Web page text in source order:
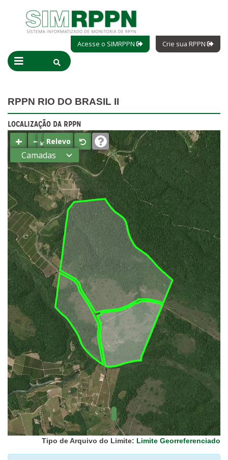
Acesse o SIMRPPN Crie sua RPPN
RPPN RIO DO BRASIL II
LOCALIZAÇÃO DA RPPN
+ −⤢Relevo
Camadas
Estados
Municípios
Terras
indígenas
(FUNAI)
UC Federal
UC Estaduais
UC
Municipais
Hidrografia
1:1.000.000
(ANA)
Biomas
(IBGE)
Vegetação
(IBGE)
Rodovias
(IBGE)
Relevo
(IBGE)
Tipo de Arquivo do Limite: Limite Georreferenciado